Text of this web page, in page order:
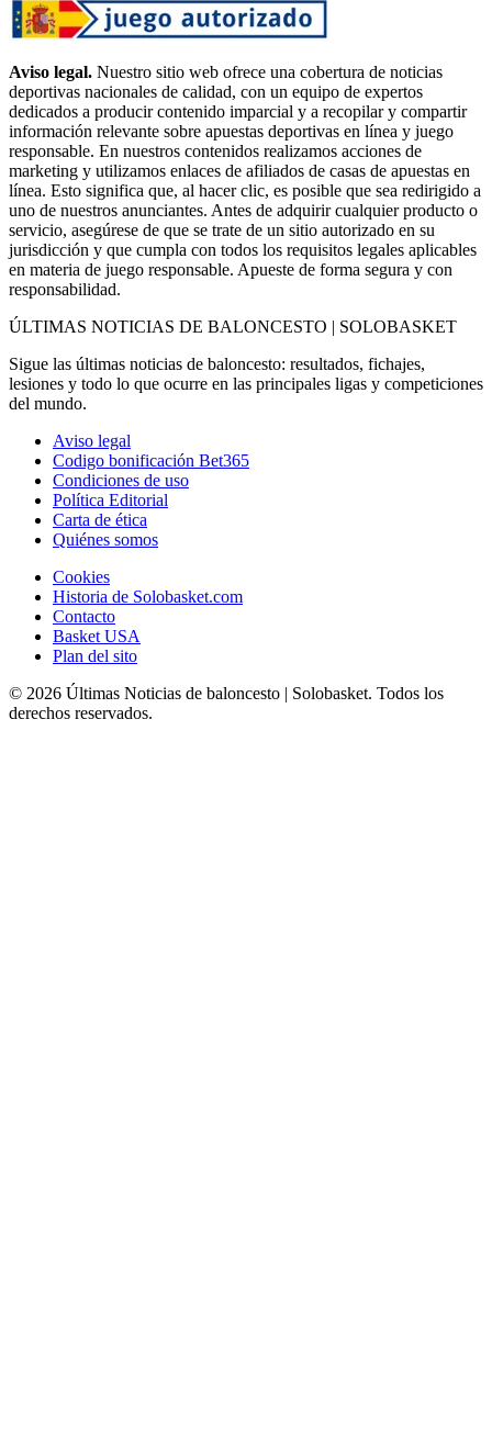
Aviso legal. Nuestro sitio web ofrece una cobertura de noticias
deportivas nacionales de calidad, con un equipo de expertos
dedicados a producir contenido imparcial y a recopilar y compartir
información relevante sobre apuestas deportivas en línea y juego
responsable. En nuestros contenidos realizamos acciones de
marketing y utilizamos enlaces de afiliados de casas de apuestas en
línea. Esto significa que, al hacer clic, es posible que sea redirigido a
uno de nuestros anunciantes. Antes de adquirir cualquier producto o
servicio, asegúrese de que se trate de un sitio autorizado en su
jurisdicción y que cumpla con todos los requisitos legales aplicables
en materia de juego responsable. Apueste de forma segura y con
responsabilidad.
ÚLTIMAS NOTICIAS DE BALONCESTO | SOLOBASKET
Sigue las últimas noticias de baloncesto: resultados, fichajes,
lesiones y todo lo que ocurre en las principales ligas y competiciones
del mundo.
Aviso legal
Codigo bonificación Bet365
Condiciones de uso
Política Editorial
Carta de ética
Quiénes somos
Cookies
Historia de Solobasket.com
Contacto
Basket USA
Plan del sito
© 2026 Últimas Noticias de baloncesto | Solobasket. Todos los
derechos reservados.